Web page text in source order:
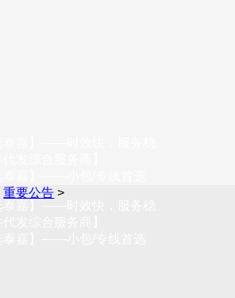
泰嘉】——时效快，服务稳
泰嘉】——小包/专线首选
重要公告 >